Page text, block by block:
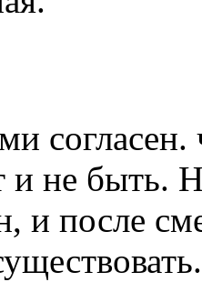
и не быть.
и после